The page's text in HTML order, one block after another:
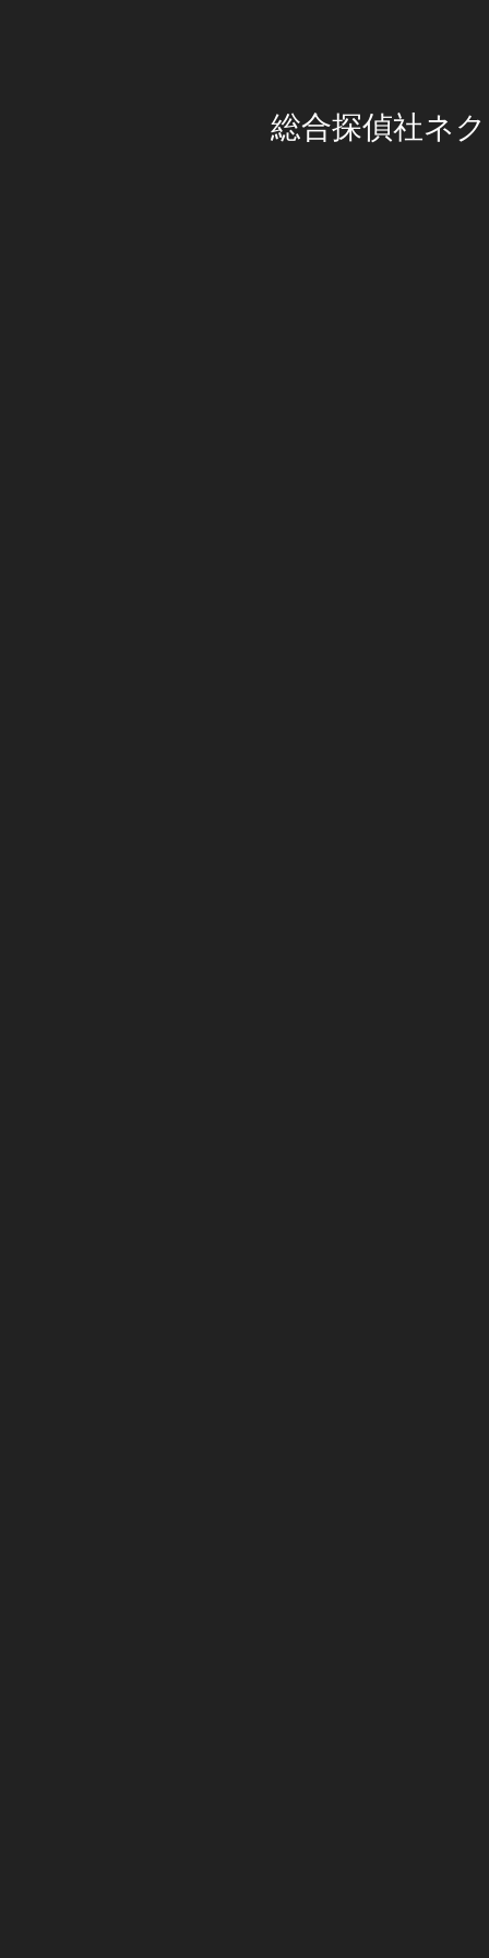
総合探偵社ネ